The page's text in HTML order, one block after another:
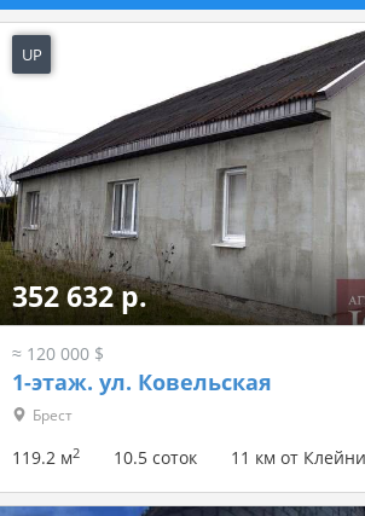
UP
352 632 р.
≈ 120 000 $
1-этаж. ул. Ковельская
Брест
119.2 м2 10.5 соток 11 км от